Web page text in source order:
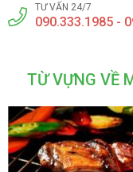
TƯ VẤN 24/7
090.333.1985 -
TỪ VỰNG VỀ